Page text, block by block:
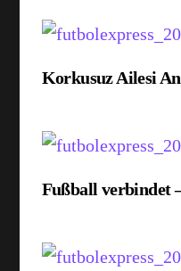
Korkusuz Ailesi
Fußball verbindet